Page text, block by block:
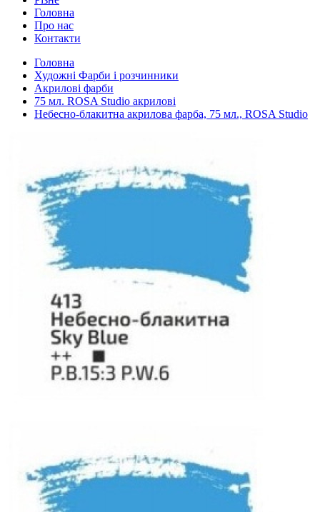
Головна
Про нас
Контакти
Головна
Художні Фарби і розчинники
Акрилові фарби
75 мл. ROSA Studio акрилові
Небесно-блакитна акрилова фарба, 75 мл., ROSA Studio